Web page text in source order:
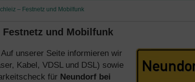
– Festnetz und Mobilfunk
und Mobilfunk
unserer Seite informieren wir
Kabel, VDSL und DSL) sowie
für Neundorf bei